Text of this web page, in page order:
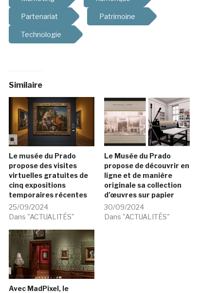
Partenariat Patrimoine
Technologie
Similaire
Le musée du Prado
propose des visites
virtuelles gratuites de
cinq expositions
temporaires récentes
25/09/2024
Dans "ACTUALITÉS"
Le Musée du Prado
propose de découvrir en
ligne et de manière
originale sa collection
d’œuvres sur papier
30/09/2024
Dans "ACTUALITÉS"
Avec MadPixel, le